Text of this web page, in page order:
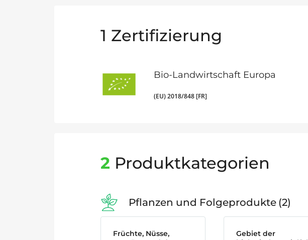
1 Zertifizierung
Bio-Landwirtschaft Europa
(EU) 2018/848 [FR]
2 Produktkategorien
Pflanzen und Folgeprodukte 2
Früchte, Nüsse,
Gebiet der